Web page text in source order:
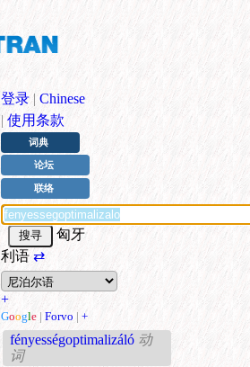
登录 | Chinese
| 使用条款
词典
论坛
联络
匈牙
利语⇄
+
Google | Forvo | +
fényességoptimalizáló 动
词